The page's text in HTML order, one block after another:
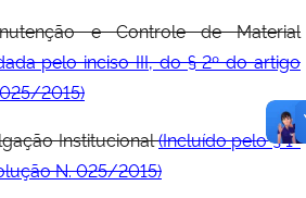
e Controle de Material
pelo inciso III, do § 2º do artigo
2015)
Institucional(Incluído pelo § 1º
N. 025/2015)